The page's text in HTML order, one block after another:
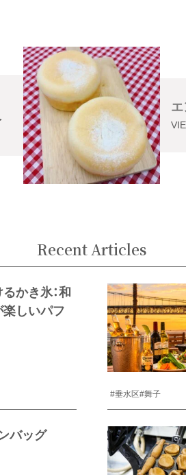
エ
Recent Articles
かき氷：和
しいパフ
#垂水区#舞子
バッグ